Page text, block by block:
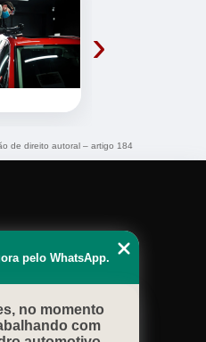
›
de direito autoral – artigo 184
pelo WhatsApp.
no momento
com